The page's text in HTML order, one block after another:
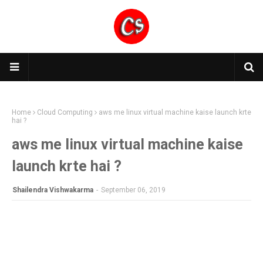
Home Cloud Computing
aws me linux virtual machine kaise launch krte
hai ?
aws me linux virtual machine kaise
launch krte hai ?
Shailendra Vishwakarma - September 06, 2019